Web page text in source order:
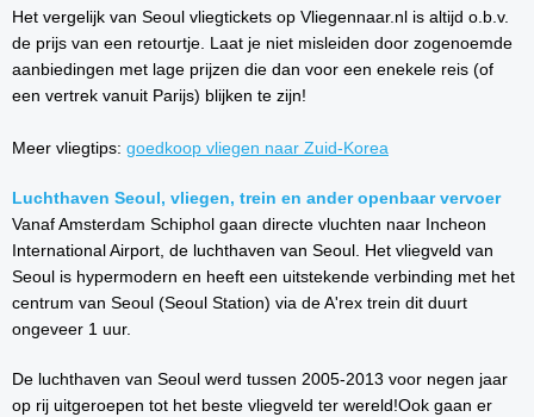
Het vergelijk van Seoul vliegtickets op Vliegennaar.nl is altijd o.b.v.
de prijs van een retourtje. Laat je niet misleiden door zogenoemde
aanbiedingen met lage prijzen die dan voor een enekele reis (of
een vertrek vanuit Parijs) blijken te zijn!
Meer vliegtips: goedkoop vliegen naar Zuid-Korea
Luchthaven Seoul, vliegen, trein en ander openbaar vervoer
Vanaf Amsterdam Schiphol gaan directe vluchten naar Incheon
International Airport, de luchthaven van Seoul. Het vliegveld van
Seoul is hypermodern en heeft een uitstekende verbinding met het
centrum van Seoul (Seoul Station) via de A'rex trein dit duurt
ongeveer 1 uur.
De luchthaven van Seoul werd tussen 2005-2013 voor negen jaar
op rij uitgeroepen tot het beste vliegveld ter wereld!Ook gaan er